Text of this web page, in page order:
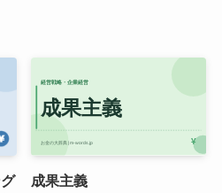
成果主義